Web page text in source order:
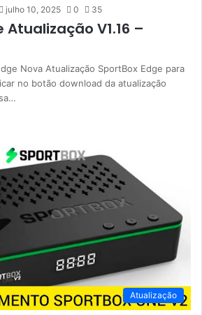
julho 10, 2025 0 35
Atualização V1.16 –
Nova Atualização SportBox Edge para
no botão download da atualização
Atualização